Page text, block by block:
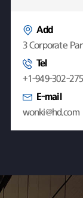
Add
3 Corporate
Tel
+1-949-302-
E-mail
wonki@hd.com